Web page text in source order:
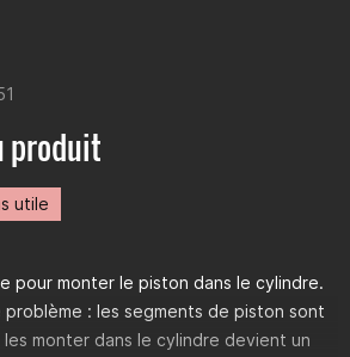
produit
utile
pour monter le piston dans le cylindre.
problème : les segments de piston sont
monter dans le cylindre devient un